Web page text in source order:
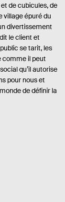
de cubicules, de
village épuré du
divertissement
le client et
se tarit, les
comme il peut
qu’il autorise
pour nous et
de définir la